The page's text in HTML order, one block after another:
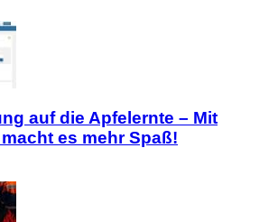
auf die Apfelernte – Mit
es mehr Spaß!